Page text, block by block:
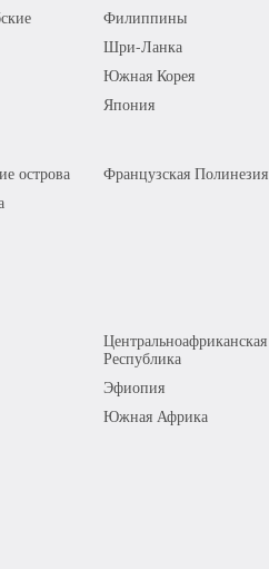
Филиппины
Шри-Ланка
Южная Корея
Япония
острова
Французская Полинезия
Центральноафриканская
Республика
Эфиопия
Южная Африка